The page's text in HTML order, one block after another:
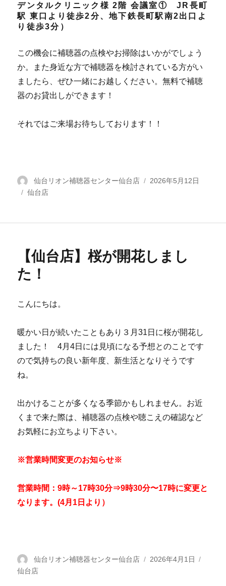
デンタルクリニック様 2階 会議室① JR長町
駅 東口より徒歩2分、地下鉄長町駅南2出口よ
り徒歩3分）
この機会に補聴器の点検やお掃除はいかがでしょう
か。また身近な方で補聴器を検討されている方がい
ましたら、ぜひ一緒にお越しください。無料で補聴
器のお貸出しができます！
それではご来場お待ちしております！！
投
稿
仙台リオン補聴器センター仙台店
投
2026年5月12日
カ
仙台店
【仙台店】桜が開花しまし
た！
こんにちは。
暖かい日が続いたこともあり３月31日に桜が開花し
ました！ 4月4日には見頃になる予想とのことです
ので気持ちの良い新年度、新生活となりそうです
ね。
出かけることが多くなる季節かもしれません。お近
くまで来た際は、補聴器の点検や聴こえの確認など
お気軽にお立ちより下さい。
※営業時間変更のお知らせ※
営業時間：9時～17時30分⇒9時30分〜17時に変更と
なります。(4月1日より）
投
稿
仙台リオン補聴器センター仙台店
投
2026年4月1日
仙台店